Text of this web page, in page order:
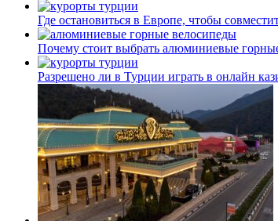
Где остановиться в Европе, чтобы
Почему стоит выбрать алюминиевые
Разрешено ли в Турции играть в онлайн